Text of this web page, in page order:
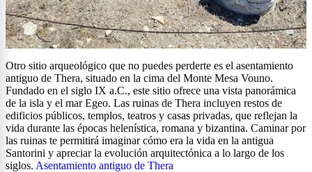
Otro sitio arqueológico que no puedes perderte es el asentamiento
antiguo de Thera, situado en la cima del Monte Mesa Vouno.
Fundado en el siglo IX a.C., este sitio ofrece una vista panorámica
de la isla y el mar Egeo. Las ruinas de Thera incluyen restos de
edificios públicos, templos, teatros y casas privadas, que reflejan la
vida durante las épocas helenística, romana y bizantina. Caminar por
las ruinas te permitirá imaginar cómo era la vida en la antigua
Santorini y apreciar la evolución arquitectónica a lo largo de los
siglos. Asentamiento antiguo de Thera